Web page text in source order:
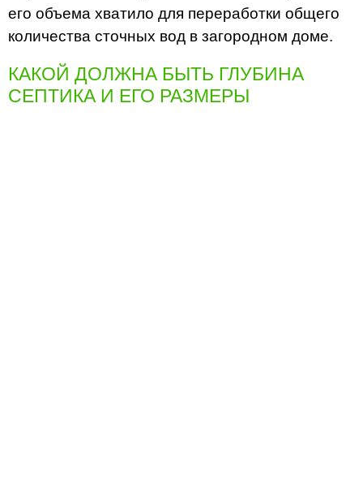
его объема хватило для переработки общего
количества сточных вод в загородном доме.
КАКОЙ ДОЛЖНА БЫТЬ ГЛУБИНА
СЕПТИКА И ЕГО РАЗМЕРЫ